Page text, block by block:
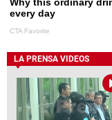
LA PRENSA VIDEOS